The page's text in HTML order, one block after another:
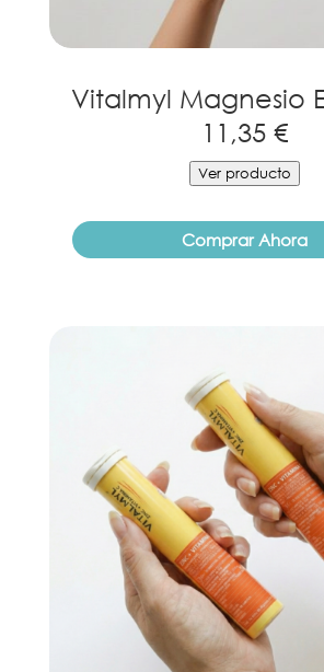
Vitalmyl Magnesio
11,35 €
Ver producto
Comprar Ahora